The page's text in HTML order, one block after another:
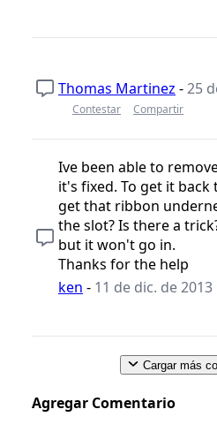
Thomas Martinez -25
Contestar Compartir
Ive been able to
it's fixed. To get it
get that ribbon
the slot? Is there a
but it won't go in.
Thanks for the help
ken - 11 de dic. de 2013
Cargar más
Agregar Comentario